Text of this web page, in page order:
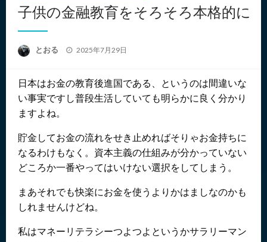
子供の金融教育をそろそろ本格的に
とおる
投
2025年7月29日
日本はお金の教育後進国である、というのは間違いな
い事実ですし普段生活していても明らかに良く分かり
ますよね。
貯金してお金の流れをせき止めればそりゃお金持ちに
なるわけもなく。資本主義の仕組みが分かっていない
どころか一番やってはいけない選択をしてしまう。
まあそれでも快楽にお金を使うよりかはましなのかも
しれませんけどね。
私はマネーリテラシーつよつよというかサラリーマン